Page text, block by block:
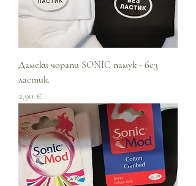
Дамски чорапи SONIC памук - без
ластик.
Цена
2,90 €